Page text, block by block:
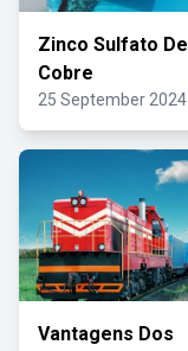
Zinco Sulfato De
Cobre
25 September 2024
Vantagens Dos